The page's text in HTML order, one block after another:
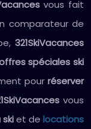
vous fait
comparateur de
321SkiVacances
spéciales ski
pour réserver
vous
et de locations